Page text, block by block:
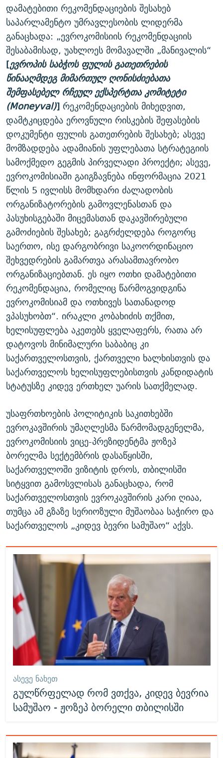
დამატებითი რეკომენდაციების შესახებ
საპარლამენტო უმრავლესობის ლიდერმა
განაცხადა: „ევროკომისიის რეკომენდაციის
შესაბამისად, უახლოეს მომავალში „მანივალის“
[ევროპის საბჭოს ფულის გათეთრების
წინააღმდეგ მიმართულ ღონისძიებათა
შემფასებელ რჩეულ ექსპერტთა კომიტეტი
(Moneyval)] რეკომენდაციების მიხედვით,
დამტკიცდება ეროვნული რისკების შეფასების
დოკუმენტი ფულის გათეთრების შესახებ; ასევე
მომზადდება ადამიანის უფლებათა სტრატეგიის
სამოქმედო გეგმის პირველადი პროექტი; ასევე,
ევროკომისიაში გაიგზავნება ინფორმაცია 2021
წლის 5 ივლისს მომხდარი ძალადობის
ორგანიზატორების გამოვლენასთან და
პასუხისგებაში მიცემასთან დაკავშირებული
გამოძიების შესახებ; გაგრძელდება როგორც
საერთო, ისე დარგობრივი საკოორდინაციო
შეხვედრების გამართვა არასამთავრობო
ორგანიზაციებთან. ეს იყო ოთხი დამატებითი
რეკომენდაცია, რომელიც წარმოგვიდგინა
ევროკომისიამ და ოთხივეს სათანადოდ
ვპასუხობთ“. ირაკლი კობახიძის თქმით,
ხელისუფლება აკეთებს ყველაფერს, რათა არ
დატოვოს მინიმალური საბაბიც კი
საქართველოსთვის, ქართველი ხალხისთვის და
საქართველოს ხელისუფლებისთვის კანდიდატის
სტატუსზე კიდევ ერთხელ უარის სათქმელად.
უსაფრთხოების პოლიტიკის საკითხებში
ევროკავშირის უმაღლესმა წარმომადგენელმა,
ევროკომისიის ვიცე-პრეზიდენტმა ჟოზეპ
ბორელმა სექტემბრის დასაწყისში,
საქართველოში ვიზიტის დროს, თბილისში
სიტყვით გამოსვლისას განაცხადა, რომ
საქართველოსთვის ევროკავშირის კარი ღიაა,
თუმცა ამ გზაზე სერიოზული მუშაობაა საჭირო და
საქართველოს „კიდევ ბევრი სამუშაო“ აქვს.
ᲐᲡᲔᲕᲔ ᲜᲐᲮᲔᲗ
გულწრფელად რომ ვთქვა, კიდევ ბევრია
სამუშაო - ჟოზეპ ბორელი თბილისში